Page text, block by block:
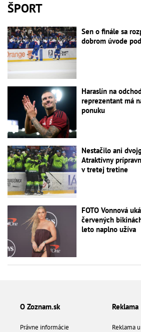
ŠPORT
Sen o finále sa
dobrom úvode
Haraslín na
reprezentant má
ponuku
Nestačilo ani
Atraktívny
v tretej tretine
FOTO Vonnová
červených
leto naplno užíva
O Zoznam.sk
Právne informácie
Reklama
Reklama